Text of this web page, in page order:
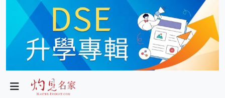
政局